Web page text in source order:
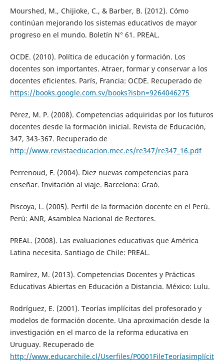
Mourshed, M., Chijioke, C., & Barber, B. (2012). Cómo
continúan mejorando los sistemas educativos de mayor
progreso en el mundo. Boletín N° 61. PREAL.
OCDE. (2010). Política de educación y formación. Los
docentes son importantes. Atraer, formar y conservar a los
docentes eficientes. París, Francia: OCDE. Recuperado de
https://books.google.com.sv/books?isbn=9264046275
Pérez, M. P. (2008). Competencias adquiridas por los futuros
docentes desde la formación inicial. Revista de Educación,
347, 343-367. Recuperado de
http://www.revistaeducacion.mec.es/re347/re347_16.pdf
Perrenoud, F. (2004). Diez nuevas competencias para
enseñar. Invitación al viaje. Barcelona: Graó.
Piscoya, L. (2005). Perfil de la formación docente en el Perú.
Perú: ANR, Asamblea Nacional de Rectores.
PREAL. (2008). Las evaluaciones educativas que América
Latina necesita. Santiago de Chile: PREAL.
Ramírez, M. (2013). Competencias Docentes y Prácticas
Educativas Abiertas en Educación a Distancia. México: Lulu.
Rodríguez, E. (2001). Teorías implícitas del profesorado y
modelos de formación docente. Una aproximación desde la
investigación en el marco de la reforma educativa en
Uruguay. Recuperado de
http://www.educarchile.cl/Userfiles/P0001FileTeoríasimplícit